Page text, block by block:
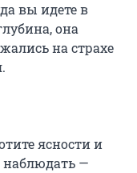
вы идете в
она
на страхе
ясности и
—